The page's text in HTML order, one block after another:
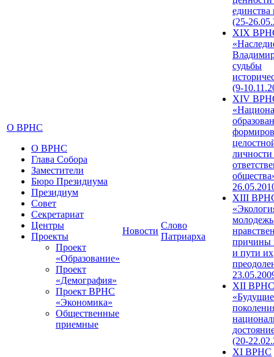
О ВРНС
О ВРНС
Глава Собора
Заместители
Бюро Президиума
Президиум
Совет
Секретариат
Центры
Проекты
Проект
«Образование»
Проект
«Демография»
Проект ВРНС
«Экономика»
Общественные
приемные
Новости
Слово
Патриарха
единства
(25-
XIX
судьбы
(9-
XIV
XIII
причины
и пути их
XII ВРНС
«Будущие
(20-
XI ВРНС